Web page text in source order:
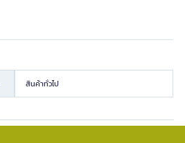
สินค้าทั่วไป